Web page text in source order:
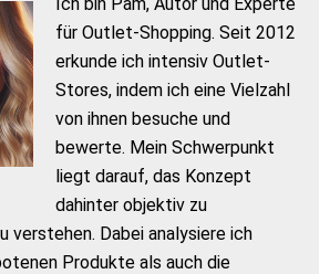
für Outlet-Shopping. Seit 2012
erkunde ich intensiv Outlet-
Stores, indem ich eine Vielzahl
von ihnen besuche und
bewerte. Mein Schwerpunkt
liegt darauf, das Konzept
dahinter objektiv zu
verstehen. Dabei analysiere ich
Produkte als auch die